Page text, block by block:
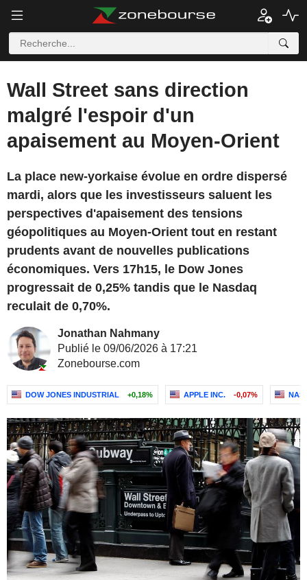
Wall Street sans direction
malgré l'espoir d'un
apaisement au Moyen-Orient
La place new-yorkaise évolue en ordre dispersé
mardi, alors que les investisseurs saluent les
perspectives d'apaisement des tensions
géopolitiques au Moyen-Orient tout en restant
prudents avant de nouvelles publications
économiques. Vers 17h15, le Dow Jones
progressait de 0,25% tandis que le Nasdaq
reculait de 0,70%.
Jonathan Nahmany
Publié le 09/06/2026 à 17:21
Zonebourse.com
DOW JONES INDUSTRIAL +0,18% APPLE INC. -0,07%